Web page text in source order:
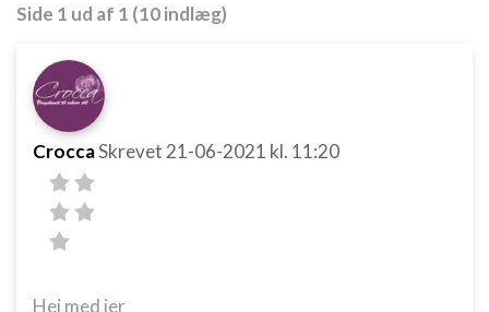
Side 1 ud af 1 (10 indlæg)
CroccaSkrevet 21-06-2021 kl. 11:20
Hej med jer